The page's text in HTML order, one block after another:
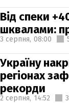
Від спеки
шквалами:
3 серпня, 08:00
Україну
регіонах
рекорди
2 серпня, 14:52